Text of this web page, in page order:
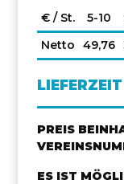
€ / St. 5-10
Netto
49,76
LIEFERZEIT
PREIS
ES IST